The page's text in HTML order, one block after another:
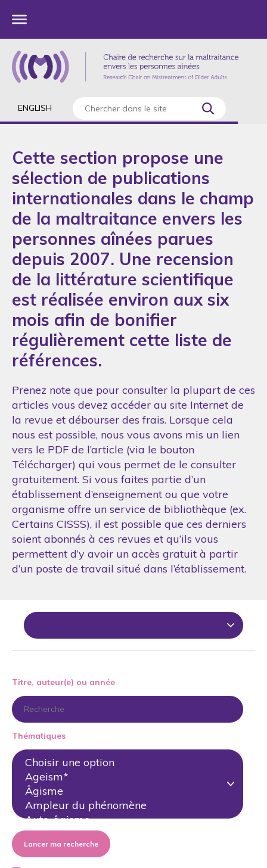
ENGLISH
Cette section propose une
sélection de publications
internationales dans le champ
de la maltraitance envers les
personnes aînées parues
depuis 2007. Une recension
de la littérature scientifique
est réalisée environ aux six
mois afin de bonifier
régulièrement cette liste de
références.
Prenez note que pour consulter la plupart de ces
articles vous devez accéder au site Internet de
la revue et débourser des frais. Lorsque cela
nous est possible, nous vous avons mis un lien
vers le PDF de l’article (via le bouton
Télécharger) qui vous permet de le consulter
gratuitement. Si vous faites partie d’un
établissement d’enseignement ou que votre
organisme offre un service de bibliothèque (ex.
Certains CISSS), il est possible que ces derniers
soient abonnés à ces revues et qu’ils vous
permettent d’y avoir un accès gratuit à partir
d’un poste de travail situé dans l’établissement.
Titre, auteur(e) ou année
Thématiques
Lancer ma recherche